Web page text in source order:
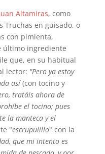
Altamiras, como
Truchas en guisado, o
con pimienta,
último ingrediente
que, en su habitual
lector: "Pero ya estoy
así(con tocino y
tratáis ahora de
el tocino; pues
la manteca y el
"escrupulillo" con la
que mi intento es